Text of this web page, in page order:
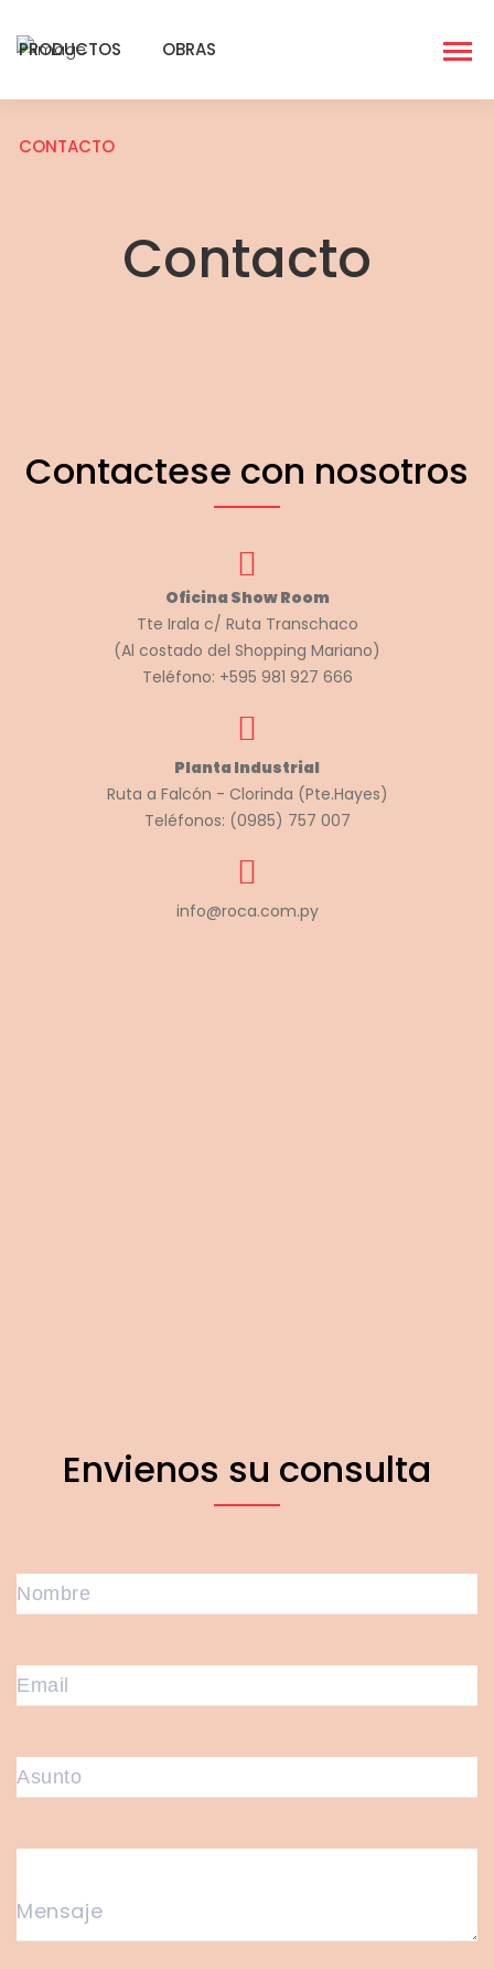
PRODUCTOS OBRAS
CONTACTO
Contacto
Contactese con nosotros
Oficina Show Room
Tte Irala c/ Ruta Transchaco
(Al costado del Shopping Mariano)
Teléfono: +595 981 927 666
Planta Industrial
Ruta a Falcón - Clorinda (Pte.Hayes)
Teléfonos: (0985) 757 007
info@roca.com.py
Envienos su consulta